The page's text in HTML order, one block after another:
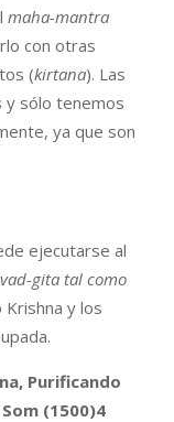
maha-mantra
con otras
(kirtana). Las
y sólo tenemos
ya que son
ejecutarse al
gita tal como
y los